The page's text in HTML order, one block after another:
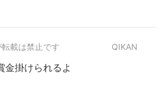
載は禁止です QIKAN
金掛けられるよ